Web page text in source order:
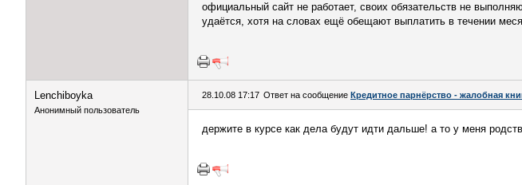
официальный сайт не работает, своих обязательств не
удаётся, хотя на словах ещё обещают выплатить в течении
Lenchiboyka
Анонимный пользователь
28.10.08 17:17 Ответ на сообщение Кредитное парнёрство - жалобная
держите в курсе как дела будут идти дальше! а то у меня